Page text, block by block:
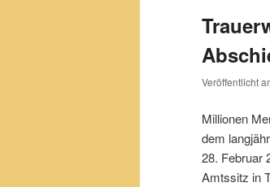
Veröffentlicht
Millionen
dem
28. Februar
Amtssitz in